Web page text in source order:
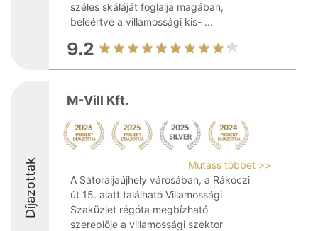
széles skáláját foglalja magában,
beleértve a villamossági kis- ...
9.2
Díjazottak
M-Vill Kft.
Mutass többet >>
A Sátoraljaújhely városában, a Rákóczi
út 15. alatt található Villamossági
Szaküzlet régóta megbízható
szereplője a villamossági szektor